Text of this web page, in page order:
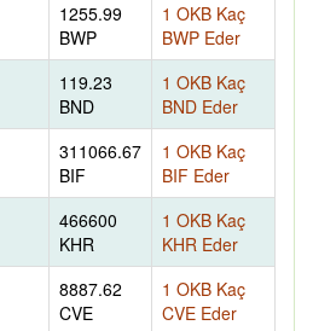
1255.99
BWP
1 OKB Kaç
BWP Eder
119.23
BND
1 OKB Kaç
BND Eder
311066.67
BIF
1 OKB Kaç
BIF Eder
466600
KHR
1 OKB Kaç
KHR Eder
8887.62
CVE
1 OKB Kaç
CVE Eder